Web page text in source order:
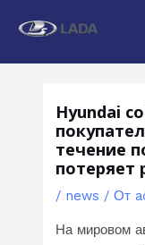
Hyundai
течение
потеряет
/ news / От
На мировом